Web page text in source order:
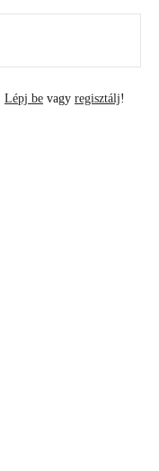
Lépj be vagy regisztálj!